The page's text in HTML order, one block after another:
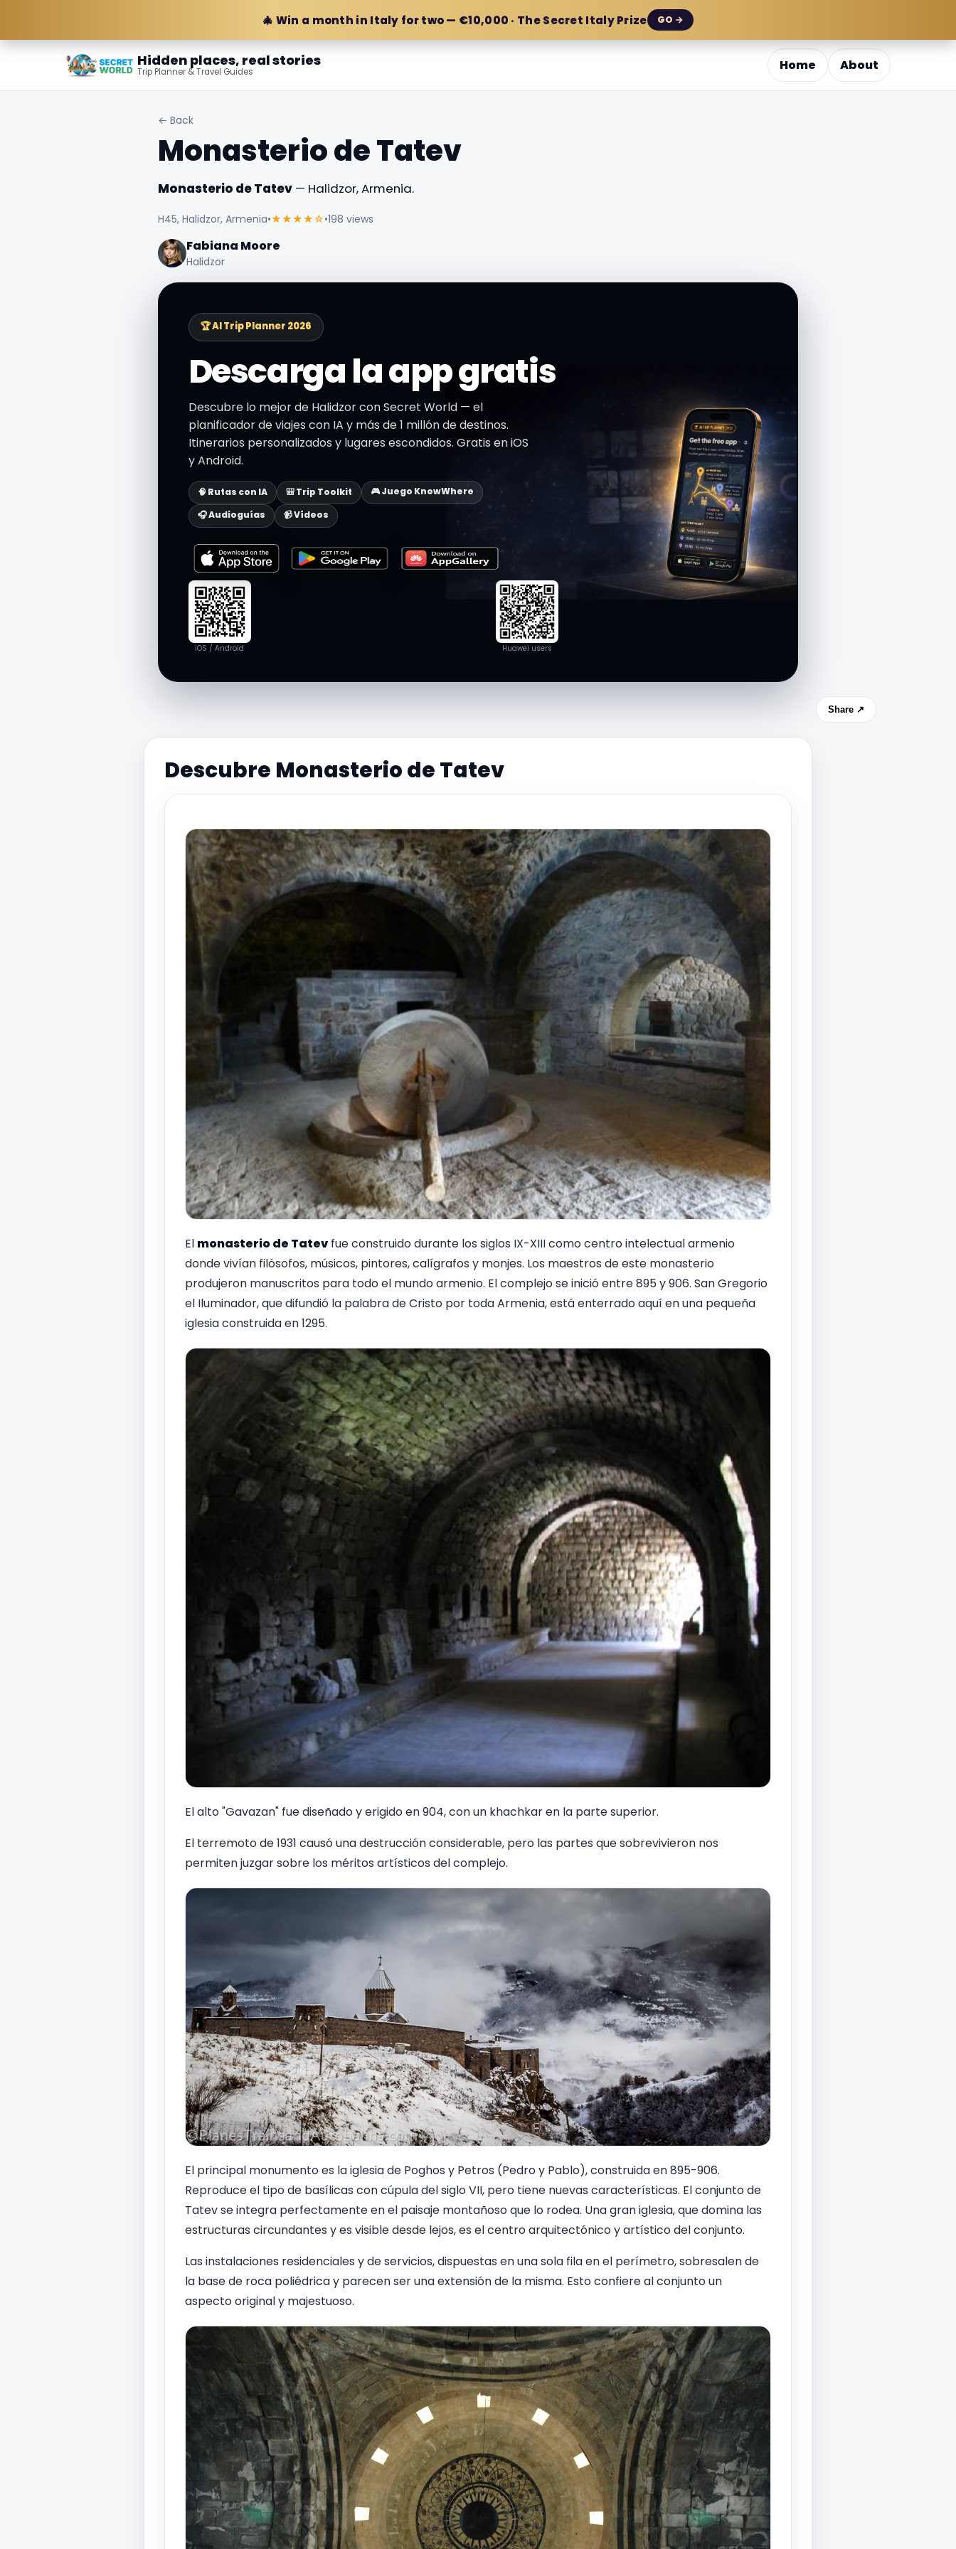
🎄 Win a month in Italy for two — €10,000 · The Secret Italy Prize GO →
Hidden places, real stories
Trip Planner & Travel Guides Home About
← Back
Monasterio de Tatev
Monasterio de Tatev— Halidzor, Armenia.
H45, Halidzor, Armenia•★★★★☆•198 views
Fabiana Moore
Halidzor
🏆 AI Trip Planner 2026
Descarga la app gratis
Descubre lo mejor de Halidzor con Secret World — el
planificador de viajes con IA y más de 1 millón de destinos.
Itinerarios personalizados y lugares escondidos. Gratis en iOS
y Android.
🧠 Rutas con IA 🎒 Trip Toolkit
🎮 Juego KnowWhere
🎧 Audioguías
📹 Vídeos
iOS / Android Huawei users
Share ↗
Descubre Monasterio de Tatev
El monasterio de Tatevfue construido durante los siglos IX-XIII como centro intelectual armenio
donde vivían filósofos, músicos, pintores, calígrafos y monjes. Los maestros de este monasterio
produjeron manuscritos para todo el mundo armenio. El complejo se inició entre 895 y 906. San Gregorio
el Iluminador, que difundió la palabra de Cristo por toda Armenia, está enterrado aquí en una pequeña
iglesia construida en 1295.
El alto "Gavazan" fue diseñado y erigido en 904, con un khachkar en la parte superior.
El terremoto de 1931 causó una destrucción considerable, pero las partes que sobrevivieron nos
permiten juzgar sobre los méritos artísticos del complejo.
El principal monumento es la iglesia de Poghos y Petros (Pedro y Pablo), construida en 895-906.
Reproduce el tipo de basílicas con cúpula del siglo VII, pero tiene nuevas características. El conjunto de
Tatev se integra perfectamente en el paisaje montañoso que lo rodea. Una gran iglesia, que domina las
estructuras circundantes y es visible desde lejos, es el centro arquitectónico y artístico del conjunto.
Las instalaciones residenciales y de servicios, dispuestas en una sola fila en el perímetro, sobresalen de
la base de roca poliédrica y parecen ser una extensión de la misma. Esto confiere al conjunto un
aspecto original y majestuoso.